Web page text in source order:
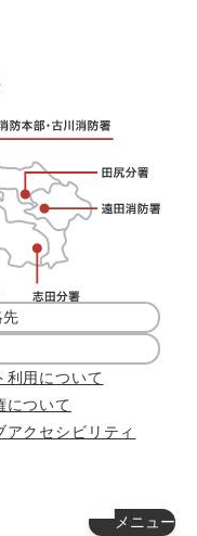
メニュー
利用について
について
アクセシビリティ